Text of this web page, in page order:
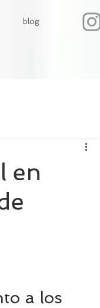
blog
en
a los